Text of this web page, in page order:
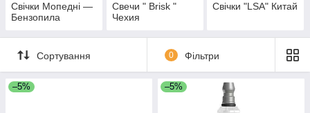
Свічки Мопедні —
Бензопила
Свечи " Brisk "
Чехия
Свічки "LSA" Китай
Сортування 0 Фільтри
–5% –5%